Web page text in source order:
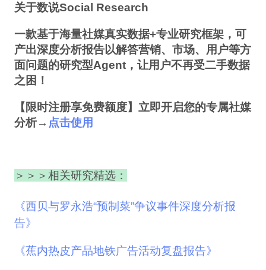
关于数说Social Research
一款基于海量社媒真实数据+专业研究框架，可
产出深度分析报告以解答营销、市场、用户等方
面问题的研究型Agent，让用户不再受二手数据
之困！
【限时注册享免费额度】立即开启您的专属社媒
分析→ 点击使用
＞ ＞ ＞ 相关研究精选：
《西贝与罗永浩“预制菜”争议事件深度分析报
告》
《蕉内热皮产品地铁广告活动复盘报告》